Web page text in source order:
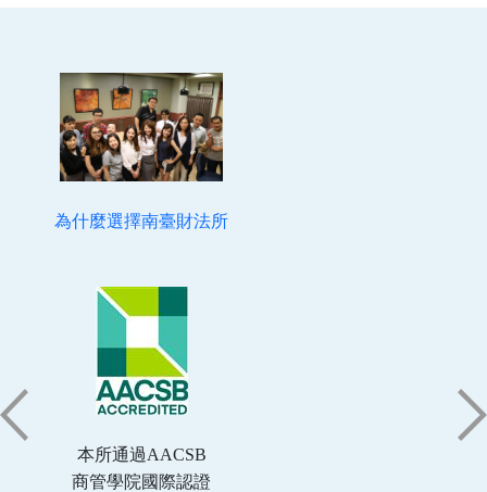
為什麼選擇南臺財法所
本所通過AACSB
商管學院國際認證